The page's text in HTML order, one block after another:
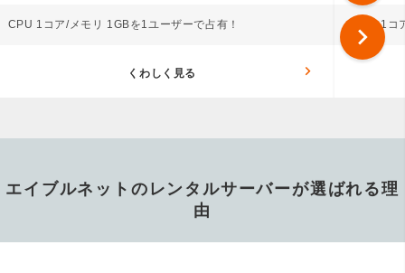
CPU 1コア/メモリ 1GBを1ユーザーで占有！
くわしく見る
CPU 1
chevron_right
エイブルネットのレンタルサーバーが選ばれる理
由